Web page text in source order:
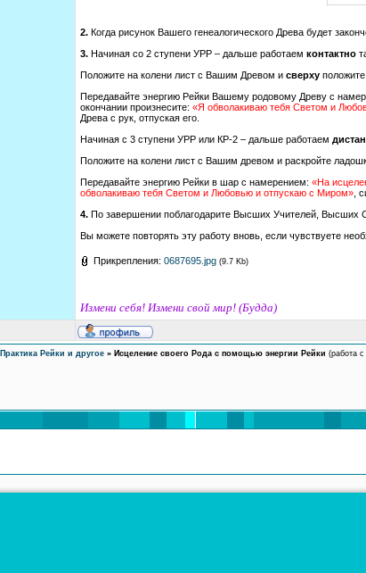
2. Когда рисунок Вашего генеалогического Древа будет
3. Начиная со 2 ступени УРР – дальше работаем контактно
Положите на колени лист с Вашим Древом и сверху
Передавайте энергию Рейки Вашему родовому Древу с
окончании произнесите: «Я обволакиваю тебя Светом и
Древа с рук, отпуская его.
Начиная с 3 ступени УРР или КР-2 – дальше работаем
Положите на колени лист с Вашим древом и раскройте
Передавайте энергию Рейки в шар с намерением: «На
обволакиваю тебя Светом и Любовью и отпускаю с Миром» ,
4. По завершении поблагодарите Высших Учителей, Высших
Вы можете повторять эту работу вновь, если чувствуете
Прикрепления: 0687695.jpg (9.7 Kb)
Измени себя! Измени свой мир! (Будда)
Практика Рейки и другое » Исцеление своего Рода с помощью энергии Рейки (работа